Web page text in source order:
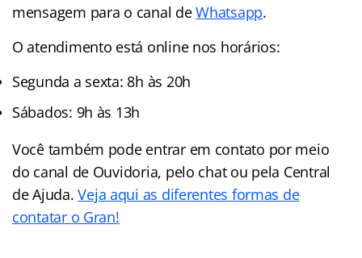
mensagem para o canal deWhatsapp.
O atendimento está online nos horários:
Segunda a sexta: 8h às 20h
Sábados: 9h às 13h
Você também pode entrar em contato por meio
do canal de Ouvidoria, pelo chat ou pela Central
de Ajuda.Veja aqui as diferentes formas de
contatar o Gran!